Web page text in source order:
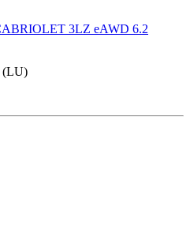
3LZ eAWD 6.2
(LU)